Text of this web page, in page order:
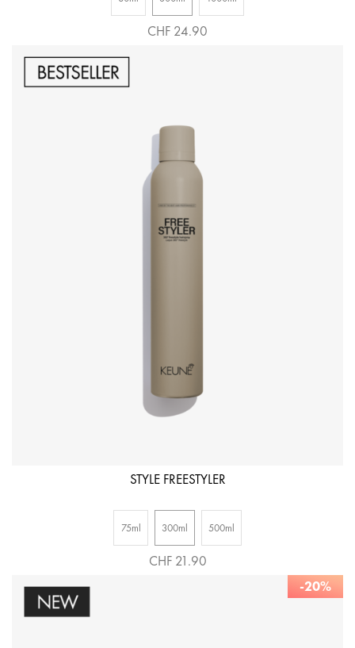
CHF 24.90
STYLE FREESTYLER
75ml 300ml 500ml
CHF 21.90
-20%